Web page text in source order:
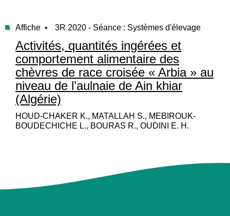
Affiche • 3R 2020 - Séance : Systèmes d'élevage
Activités, quantités ingérées et
comportement alimentaire des
chèvres de race croisée « Arbia » au
niveau de l’aulnaie de Ain khiar
(Algérie)
HOUD-CHAKER K., MATALLAH S., MEBIROUK-
BOUDECHICHE L., BOURAS R., OUDINI E. H.